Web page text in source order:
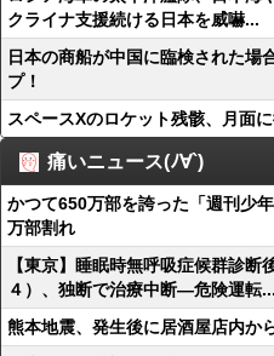
クライナ支援続ける日本を威嚇...
日本の商船が中国に臨検された場
プ！
スペースXのロケット残骸、月面
痛いニュース(ﾉ∀`)
かつて650万部を誇った「週刊少
万部割れ
【東京】睡眠時無呼吸症候群診
４）、独断で治療中断―危険運転...
熊本地震、発生後に居酒屋店内か